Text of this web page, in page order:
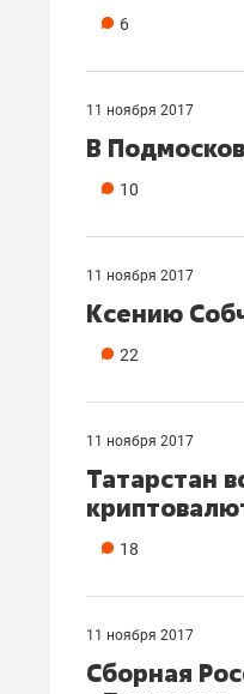
6
11 ноября 2017
​В
10
11 ноября 2017
Ксению
22
11 ноября 2017
Татарстан
18
11 ноября 2017
Сборная